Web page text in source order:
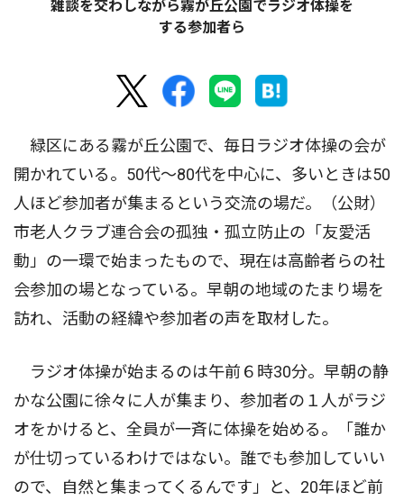
雑談を交わしながら霧が丘公園でラジオ体操を
する参加者ら
緑区にある霧が丘公園で、毎日ラジオ体操の会が
開かれている。50代〜80代を中心に、多いときは50
人ほど参加者が集まるという交流の場だ。（公財）
市老人クラブ連合会の孤独・孤立防止の「友愛活
動」の一環で始まったもので、現在は高齢者らの社
会参加の場となっている。早朝の地域のたまり場を
訪れ、活動の経緯や参加者の声を取材した。
ラジオ体操が始まるのは午前６時30分。早朝の静
かな公園に徐々に人が集まり、参加者の１人がラジ
オをかけると、全員が一斉に体操を始める。「誰か
が仕切っているわけではない。誰でも参加していい
ので、自然と集まってくるんです」と、20年ほど前